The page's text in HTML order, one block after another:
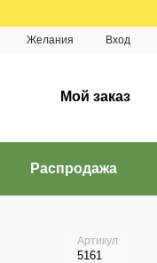
Желания Вход
Мой заказ
Распродажа
Артикул
5161